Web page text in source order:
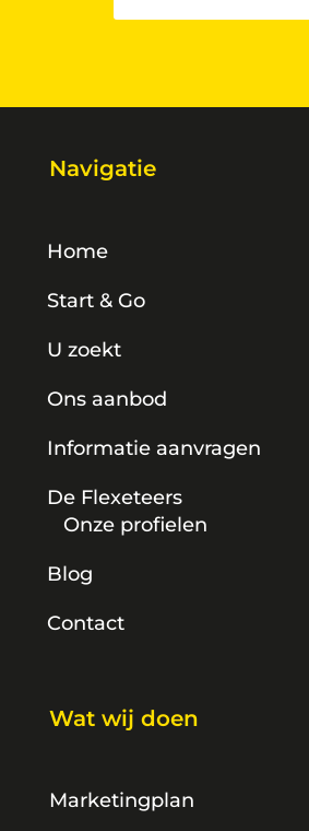
Navigatie
Home
Start & Go
U zoekt
Ons aanbod
Informatie aanvragen
De Flexeteers
Onze profielen
Blog
Contact
Wat wij doen
Marketingplan